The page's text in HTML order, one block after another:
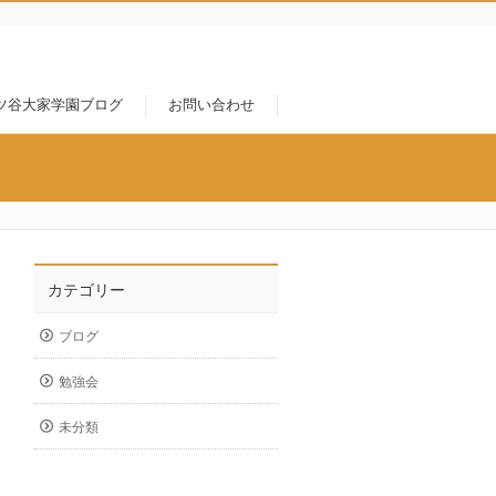
谷大家学園ブログ お問い合わせ
カテゴリー
ブログ
勉強会
未分類